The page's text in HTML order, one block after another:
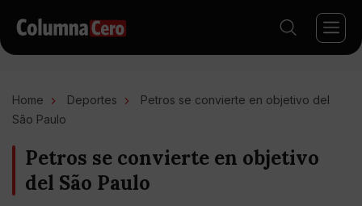
Home Deportes
Petros se convierte en objetivo del
São Paulo
Petros se convierte en objetivo
del São Paulo